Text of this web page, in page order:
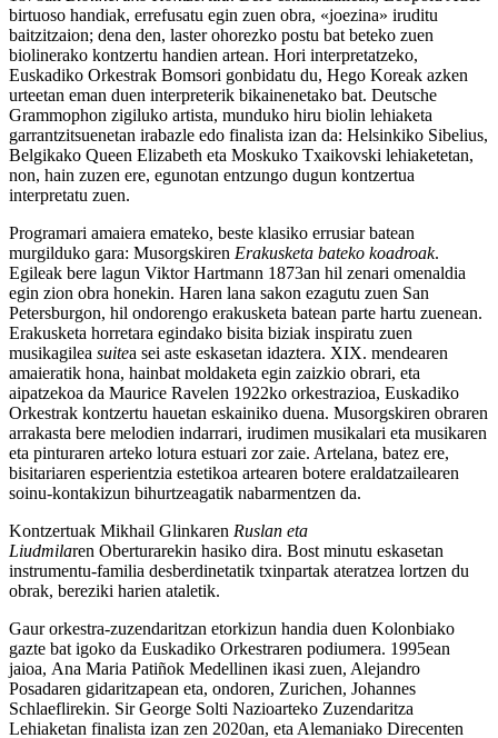
birtuoso handiak, errefusatu egin zuen obra, «joezina» iruditu
baitzitzaion; dena den, laster ohorezko postu bat beteko zuen
biolinerako kontzertu handien artean. Hori interpretatzeko,
Euskadiko Orkestrak Bomsori gonbidatu du, Hego Koreak azken
urteetan eman duen interpreterik bikainenetako bat. Deutsche
Grammophon zigiluko artista, munduko hiru biolin lehiaketa
garrantzitsuenetan irabazle edo finalista izan da: Helsinkiko Sibelius,
Belgikako Queen Elizabeth eta Moskuko Txaikovski lehiaketetan,
non, hain zuzen ere, egunotan entzungo dugun kontzertua
interpretatu zuen.
Programari amaiera emateko, beste klasiko errusiar batean
murgilduko gara: Musorgskiren Erakusketa bateko koadroak.
Egileak bere lagun Viktor Hartmann 1873an hil zenari omenaldia
egin zion obra honekin. Haren lana sakon ezagutu zuen San
Petersburgon, hil ondorengo erakusketa batean parte hartu zuenean.
Erakusketa horretara egindako bisita biziak inspiratu zuen
musikagilea suitea sei aste eskasetan idaztera. XIX. mendearen
amaieratik hona, hainbat moldaketa egin zaizkio obrari, eta
aipatzekoa da Maurice Ravelen 1922ko orkestrazioa, Euskadiko
Orkestrak kontzertu hauetan eskainiko duena. Musorgskiren obraren
arrakasta bere melodien indarrari, irudimen musikalari eta musikaren
eta pinturaren arteko lotura estuari zor zaie. Artelana, batez ere,
bisitariaren esperientzia estetikoa artearen botere eraldatzailearen
soinu-kontakizun bihurtzeagatik nabarmentzen da.
Kontzertuak Mikhail Glinkaren Ruslan eta
Liudmilaren Oberturarekin hasiko dira. Bost minutu eskasetan
instrumentu-familia desberdinetatik txinpartak ateratzea lortzen du
obrak, bereziki harien ataletik.
Gaur orkestra-zuzendaritzan etorkizun handia duen Kolonbiako
gazte bat igoko da Euskadiko Orkestraren podiumera. 1995ean
jaioa, Ana Maria Patiñok Medellinen ikasi zuen, Alejandro
Posadaren gidaritzapean eta, ondoren, Zurichen, Johannes
Schlaeflirekin. Sir George Solti Nazioarteko Zuzendaritza
Lehiaketan finalista izan zen 2020an, eta Alemaniako Direcenten